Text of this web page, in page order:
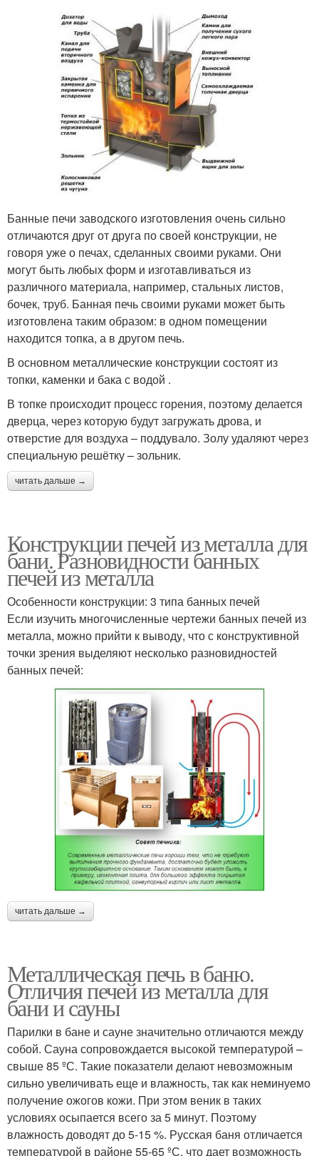
Банные печи заводского изготовления очень сильно
отличаются друг от друга по своей конструкции, не
говоря уже о печах, сделанных своими руками. Они
могут быть любых форм и изготавливаться из
различного материала, например, стальных листов,
бочек, труб. Банная печь своими руками может быть
изготовлена таким образом: в одном помещении
находится топка, а в другом печь.
В основном металлические конструкции состоят из
топки, каменки и бака с водой .
В топке происходит процесс горения, поэтому делается
дверца, через которую будут загружать дрова, и
отверстие для воздуха – поддувало. Золу удаляют через
специальную решётку – зольник.
читать дальше →
Конструкции печей из металла для
бани. Разновидности банных
печей из металла
Особенности конструкции: 3 типа банных печей
Если изучить многочисленные чертежи банных печей из
металла, можно прийти к выводу, что с конструктивной
точки зрения выделяют несколько разновидностей
банных печей:
читать дальше →
Металлическая печь в баню.
Отличия печей из металла для
бани и сауны
Парилки в бане и сауне значительно отличаются между
собой. Сауна сопровождается высокой температурой –
свыше 85 ºС. Такие показатели делают невозможным
сильно увеличивать еще и влажность, так как неминуемо
получение ожогов кожи. При этом веник в таких
условиях осыпается всего за 5 минут. Поэтому
влажность доводят до 5-15 %. Русская баня отличается
температурой в районе 55-65 ºС, что дает возможность